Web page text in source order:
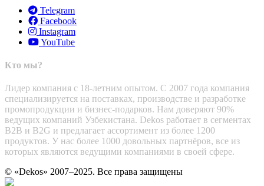
Telegram
Facebook
Instagram
YouTube
Кто мы?
Лидер компания с 18-летним опытом. С 2007 года компания
специализируется на поставках, производстве и разработке
промопродукции и бизнес-подарков. Нам доверяют 90%
ведущих компаний Узбекистана. Dekos работает в сегментах
B2B и B2G и предлагает ассортимент из более 1200
продуктов. У нас более 1000 довольных партнёров, все из
которых являются ведущими компаниями в своей сфере.
© «Dekos» 2007–2025. Все права защищены